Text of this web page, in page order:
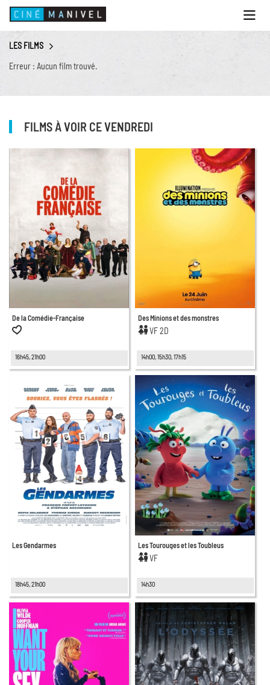
le
menu
ACCUEIL
PROGRAMME
ANIMATIONS
CINÉ CAFÉ | RESTAURANT
LES FILMS
Erreur : Aucun film trouvé.
FILMS À VOIR CE VENDREDI
De la Comédie-Française
16h45, 21h00
Des Minions et des monstres
VF 2D
14h00, 15h30, 17h15
Les Gendarmes
18h45, 21h00
Les Tourouges et les Toubleus
VF
14h30